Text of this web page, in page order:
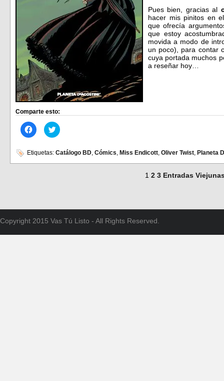
Pues bien, gracias al
hacer mis pinitos en
que ofrecía
que estoy
movida a modo de
un poco), para contar
cuya portada muchos
a reseñar hoy…
Comparte esto:
Haz
clic
en
Facebook
(Se
Haz
clic
en
Twitter
(Se
Etiquetas: Catálogo BD, Cómics, Miss Endicott, Oliver Twist, Planeta
1 2 3 Entradas
Copyright 2015 Vas Tú Listo - All Rights Reserved.